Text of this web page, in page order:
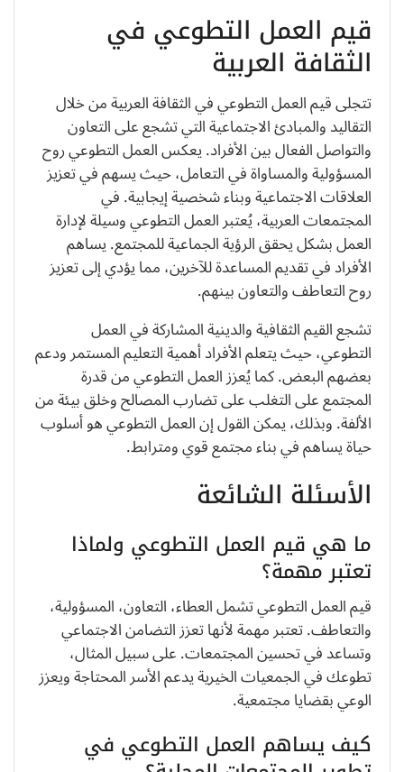
قيم العمل التطوعي في
الثقافة العربية
تتجلى قيم العمل التطوعي في الثقافة العربية من خلال
التقاليد والمبادئ الاجتماعية التي تشجع على التعاون
والتواصل الفعال بين الأفراد. يعكس العمل التطوعي روح
المسؤولية والمساواة في التعامل، حيث يسهم في تعزيز
العلاقات الاجتماعية وبناء شخصية إيجابية. في
المجتمعات العربية، يُعتبر العمل التطوعي وسيلة لإدارة
العمل بشكل يحقق الرؤية الجماعية للمجتمع. يساهم
الأفراد في تقديم المساعدة للآخرين، مما يؤدي إلى تعزيز
روح التعاطف والتعاون بينهم.
تشجع القيم الثقافية والدينية المشاركة في العمل
التطوعي، حيث يتعلم الأفراد أهمية التعليم المستمر ودعم
بعضهم البعض. كما يُعزز العمل التطوعي من قدرة
المجتمع على التغلب على تضارب المصالح وخلق بيئة من
الألفة. وبذلك، يمكن القول إن العمل التطوعي هو أسلوب
حياة يساهم في بناء مجتمع قوي ومترابط.
الأسئلة الشائعة
ما هي قيم العمل التطوعي ولماذا
تعتبر مهمة؟
قيم العمل التطوعي تشمل العطاء، التعاون، المسؤولية،
والتعاطف. تعتبر مهمة لأنها تعزز التضامن الاجتماعي
وتساعد في تحسين المجتمعات. على سبيل المثال،
تطوعك في الجمعيات الخيرية يدعم الأسر المحتاجة ويعزز
الوعي بقضايا مجتمعية.
كيف يساهم العمل التطوعي في